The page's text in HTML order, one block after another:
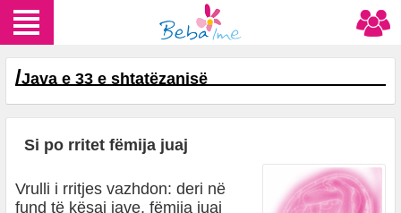
/Java e 33 e shtatëzanisë
Si po rritet fëmija juaj
Vrulli i rritjes vazhdon: deri në
fund të kësaj jave, fëmija juaj